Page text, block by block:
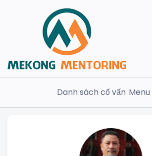
Danh sách cố vấn Menu